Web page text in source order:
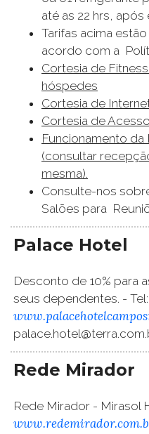
até as 22 hrs,
Tarifas acima
acordo com a
Cortesia de
hóspedes
Cortesia de
Cortesia de
Funcionamento da
(consultar
mesma).
Consulte-nos
Salões para
Palace Hotel
Desconto de 10% para
seus dependentes. -
Rede Mirador
Rede Mirador - Mirasol